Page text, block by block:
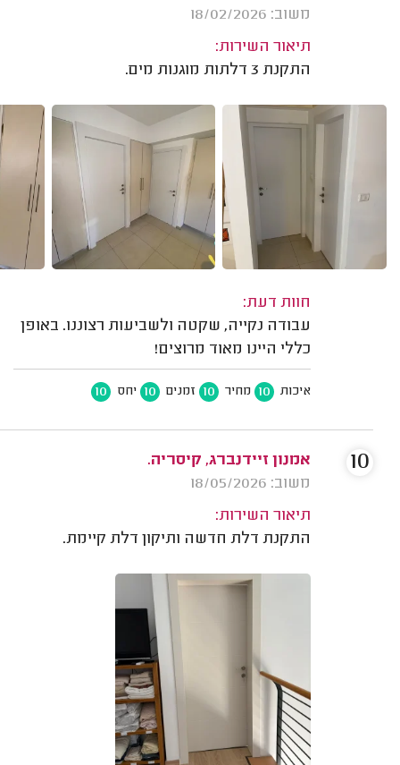
משוב: 18/02/2026
תיאור השירות:
התקנת 3 דלתות מוגנות מים.
חוות דעת:
עבודה נקייה, שקטה ולשביעות רצוננו. באופן
כללי היינו מאוד מרוצים!
איכות 10 מחיר 10 זמנים 10 יחס 10
אמנון זיידנברג, קיסריה.
משוב: 18/05/2026
תיאור השירות:
התקנת דלת חדשה ותיקון דלת קיימת.
10